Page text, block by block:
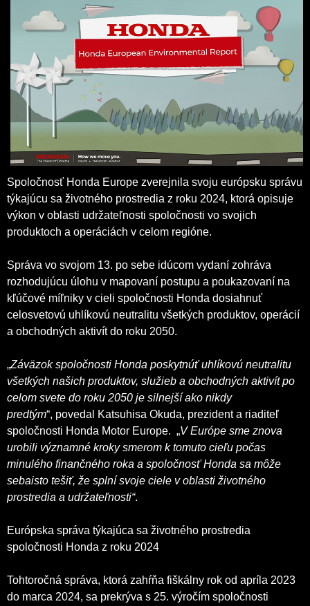
Spoločnosť Honda Europe zverejnila svoju európsku správu
týkajúcu sa životného prostredia z roku 2024, ktorá opisuje
výkon v oblasti udržateľnosti spoločnosti vo svojich
produktoch a operáciách v celom regióne.
Správa vo svojom 13. po sebe idúcom vydaní zohráva
rozhodujúcu úlohu v mapovaní postupu a poukazovaní na
kľúčové míľniky v cieli spoločnosti Honda dosiahnuť
celosvetovú uhlíkovú neutralitu všetkých produktov, operácií
a obchodných aktivít do roku 2050.
„Záväzok spoločnosti Honda poskytnúť uhlíkovú neutralitu
všetkých našich produktov, služieb a obchodných aktivít po
celom svete do roku 2050 je silnejší ako nikdy
predtým“, povedal Katsuhisa Okuda, prezident a riaditeľ
spoločnosti Honda Motor Europe. „V Európe sme znova
urobili významné kroky smerom k tomuto cieľu počas
minulého finančného roka a spoločnosť Honda sa môže
sebaisto tešiť, že splní svoje ciele v oblasti životného
prostredia a udržateľnosti“.
Európska správa týkajúca sa životného prostredia
spoločnosti Honda z roku 2024
Tohtoročná správa, ktorá zahŕňa fiškálny rok od apríla 2023
do marca 2024, sa prekrýva s 25. výročím spoločnosti